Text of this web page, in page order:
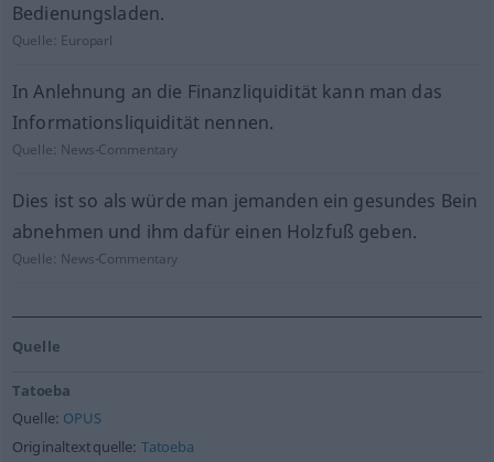
Bedienungsladen.
Quelle: Europarl
In Anlehnung an die Finanzliquidität kann man das
Informationsliquidität nennen.
Quelle: News-Commentary
Dies ist so als würde man jemanden ein gesundes Bein
abnehmen und ihm dafür einen Holzfuß geben.
Quelle: News-Commentary
Quelle
Tatoeba
Quelle: OPUS
Originaltextquelle: Tatoeba